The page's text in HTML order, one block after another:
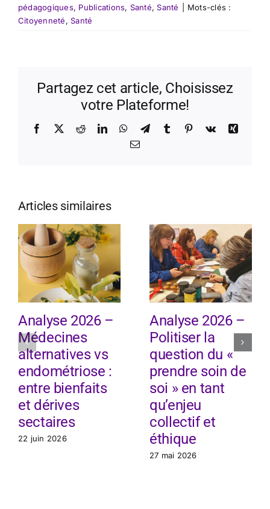
pédagogiques, Publications, Santé,Santé
Mots-clés :
Citoyenneté,Santé
Partagez cet article, Choisissez
votre Plateforme!
Facebook
X RedditLinkedInWhatsApp
TelegramTumblr Pinterest
Vk
Xing
Email
Articles similaires
Analyse 2026 –
Médecines
alternatives vs
endométriose :
entre bienfaits
et dérives
sectaires
22 juin 2026
Analyse 2026 –
Politiser la
question du «
prendre soin de
soi » en tant
qu’enjeu
collectif et
éthique
27 mai 2026